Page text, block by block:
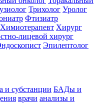
Трихолог Уролог
Фтизиатр
Химиотерапевт Хирург
лицевой хирург
Эпилептолог
и субстанции БАДы и
врачи анализы и